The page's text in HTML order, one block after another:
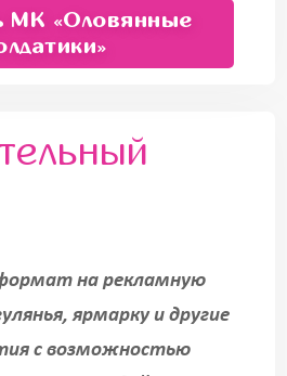
на рекламную
ярмарку и другие
с возможностью
МК «Оловянные